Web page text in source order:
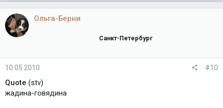
Ольга-Берни
Санкт-Петербург
10.05.2010 #10
Quote (stv)
жадина-говядина